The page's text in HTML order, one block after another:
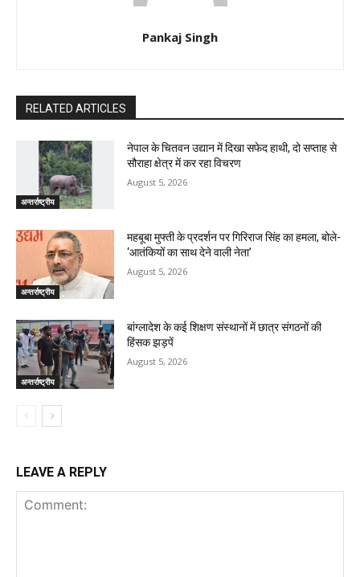
Pankaj Singh
RELATED ARTICLES
अन्तर्राष्ट्रीय
नेपाल के चितवन उद्यान में दिखा सफेद हाथी, दो सप्ताह से
सौराहा क्षेत्र में कर रहा विचरण
August 5, 2026
अन्तर्राष्ट्रीय
महबूबा मुफ्ती के प्रदर्शन पर गिरिराज सिंह का हमला, बोले-
‘आतंकियों का साथ देने वाली नेता’
August 5, 2026
अन्तर्राष्ट्रीय
बांग्लादेश के कई शिक्षण संस्थानों में छात्र संगठनों की
हिंसक झड़पें
August 5, 2026
LEAVE A REPLY